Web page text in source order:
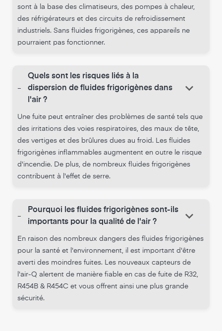
sont à la base des climatiseurs, des pompes à chaleur,
des réfrigérateurs et des circuits de refroidissement
industriels. Sans fluides frigorigènes, ces appareils ne
pourraient pas fonctionner.
-
Quels sont les risques liés à la
dispersion de fluides frigorigènes dans
l'air ?
keyboard_arrow_down
Une fuite peut entraîner des problèmes de santé tels que
des irritations des voies respiratoires, des maux de tête,
des vertiges et des brûlures dues au froid. Les fluides
frigorigènes inflammables augmentent en outre le risque
d'incendie. De plus, de nombreux fluides frigorigènes
contribuent à l'effet de serre.
-
Pourquoi les fluides frigorigènes sont-ils
importants pour la qualité de l'air ?
keyboard_arrow_down
En raison des nombreux dangers des fluides frigorigènes
pour la santé et l'environnement, il est important d'être
averti des moindres fuites. Les nouveaux capteurs de
l'air-Q alertent de manière fiable en cas de fuite de R32,
R454B & R454C et vous offrent ainsi une plus grande
sécurité.